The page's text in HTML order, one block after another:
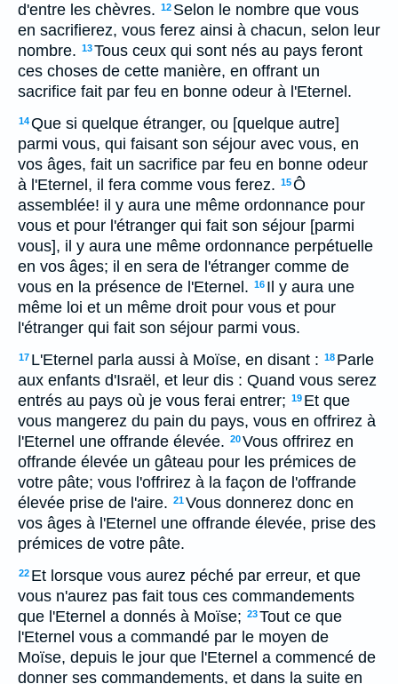
d'entre les chèvres. 12 Selon le nombre que vous
en sacrifierez, vous ferez ainsi à chacun, selon leur
nombre. 13Tous ceux qui sont nés au pays feront
ces choses de cette manière, en offrant un
sacrifice fait par feu en bonne odeur à l'Eternel.
14Que si quelque étranger, ou [quelque autre]
parmi vous, qui faisant son séjour avec vous, en
vos âges, fait un sacrifice par feu en bonne odeur
à l'Eternel, il fera comme vous ferez. 15Ô
assemblée! il y aura une même ordonnance pour
vous et pour l'étranger qui fait son séjour [parmi
vous], il y aura une même ordonnance perpétuelle
en vos âges; il en sera de l'étranger comme de
vous en la présence de l'Eternel. 16 Il y aura une
même loi et un même droit pour vous et pour
l'étranger qui fait son séjour parmi vous.
17 L'Eternel parla aussi à Moïse, en disant : 18 Parle
aux enfants d'Israël, et leur dis : Quand vous serez
entrés au pays où je vous ferai entrer; 19 Et que
vous mangerez du pain du pays, vous en offrirez à
l'Eternel une offrande élevée. 20Vous offrirez en
offrande élevée un gâteau pour les prémices de
votre pâte; vous l'offrirez à la façon de l'offrande
élevée prise de l'aire. 21Vous donnerez donc en
vos âges à l'Eternel une offrande élevée, prise des
prémices de votre pâte.
22 Et lorsque vous aurez péché par erreur, et que
vous n'aurez pas fait tous ces commandements
que l'Eternel a donnés à Moïse; 23Tout ce que
l'Eternel vous a commandé par le moyen de
Moïse, depuis le jour que l'Eternel a commencé de
donner ses commandements, et dans la suite en